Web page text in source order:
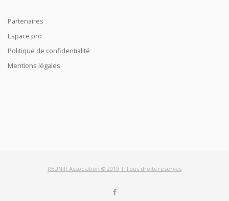
Partenaires
Espace pro
Politique de confidentialité
Mentions légales
REUNIR Association © 2019 | Tous droits réservés